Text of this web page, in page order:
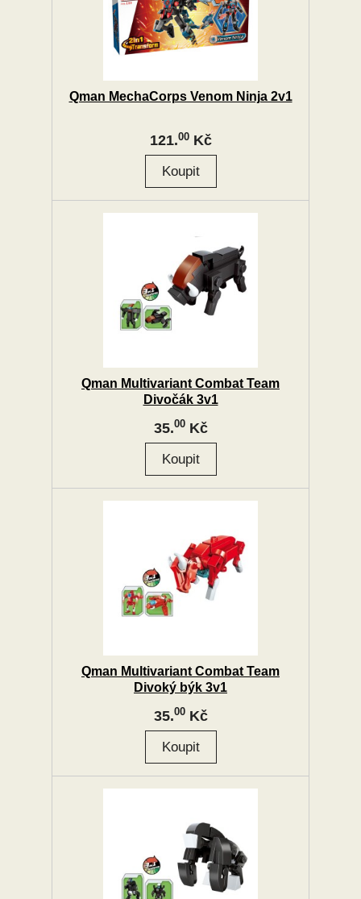
Qman MechaCorps Venom Ninja 2v1
121.00Kč
Qman Multivariant Combat Team
Divočák 3v1
35.00Kč
Qman Multivariant Combat Team
Divoký býk 3v1
35.00Kč